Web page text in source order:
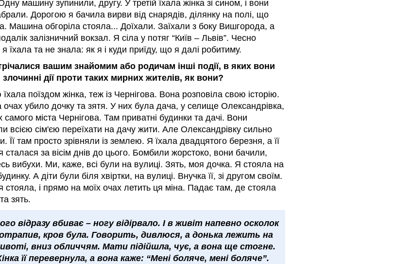
машину зупинили, другу. У третій їхала жінка зі сином, і вони
Дорогою я бачила вирви від снарядів, ділянку на полі, що
Машина обгоріла стояла... Доїхали. Заїхали з боку Вишгорода, а
залізничний вокзал. Я сіла у потяг “Київ – Львів”. Чесно
їхала та не знала: як я і куди приїду, що я далі робитиму.
вашим знайомим або родичам інші події, в яких вони
дії проти таких мирних жителів, як вони?
поїздом жінка, теж із Чернігова. Вона розповіла свою історію.
очах убило дочку та зятя. У них була дача, у селище Олександрівка,
міста Чернігова. Там приватні будинки та дачі. Вони
всією сім'єю переїхати на дачу жити. Але Олександрівку сильно
Її там просто зрівняли із землею. Я їхала двадцятого березня, а її
сталася за вісім днів до цього. Бомбили жорстоко, вони бачили,
вибухи. Ми, каже, всі були на вулиці. Зять, моя дочка. Я стояла на
А діти були біля хвіртки, на вулиці. Внучка її, зі другом своїм.
стояла, і прямо на моїх очах летить ця міна. Падає там, де стояла
зять.
відразу вбиває – ногу відірвало. І в живіт напевно осколок
кров була. Говорить, дивлюся, а донька лежить на
вниз обличчям. Мати підійшла, чує, а вона ще стогне.
її перевернула, а вона каже: “Мені боляче, мені боляче”.